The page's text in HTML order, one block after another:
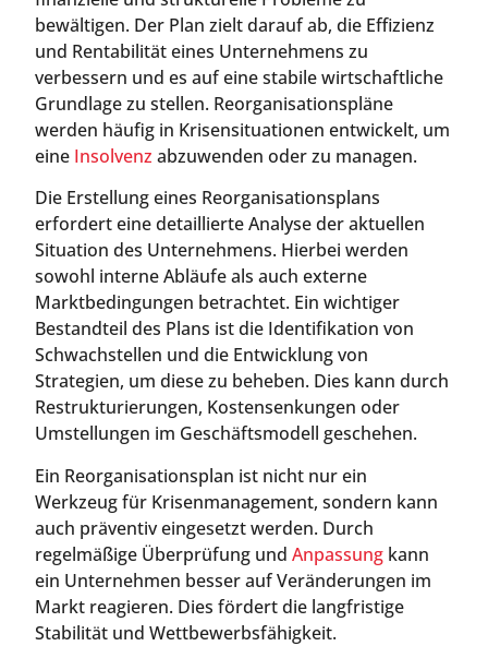
bewältigen. Der Plan zielt darauf ab, die Effizienz
und Rentabilität eines Unternehmens zu
verbessern und es auf eine stabile wirtschaftliche
Grundlage zu stellen. Reorganisationspläne
werden häufig in Krisensituationen entwickelt, um
eine Insolvenz abzuwenden oder zu managen.
Die Erstellung eines Reorganisationsplans
erfordert eine detaillierte Analyse der aktuellen
Situation des Unternehmens. Hierbei werden
sowohl interne Abläufe als auch externe
Marktbedingungen betrachtet. Ein wichtiger
Bestandteil des Plans ist die Identifikation von
Schwachstellen und die Entwicklung von
Strategien, um diese zu beheben. Dies kann durch
Restrukturierungen, Kostensenkungen oder
Umstellungen im Geschäftsmodell geschehen.
Ein Reorganisationsplan ist nicht nur ein
Werkzeug für Krisenmanagement, sondern kann
auch präventiv eingesetzt werden. Durch
regelmäßige Überprüfung und Anpassung kann
ein Unternehmen besser auf Veränderungen im
Markt reagieren. Dies fördert die langfristige
Stabilität und Wettbewerbsfähigkeit.